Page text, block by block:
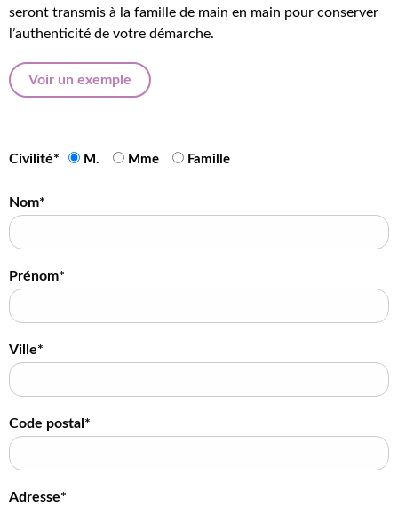
seront transmis à la famille de main en main pour conserver
l’authenticité de votre démarche.
Voir un exemple
Civilité* M. Mme Famille
Nom*
Prénom*
Ville*
Code postal*
Adresse*